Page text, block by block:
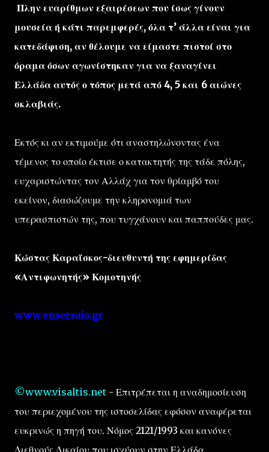
Πλην ευαρίθμων εξαιρέσεων που ίσως γίνουν
μουσεία ή κάτι παρεμφερές, όλα τ’ άλλα είναι για
κατεδάφιση, αν θέλουμε να είμαστε πιστοί στο
όραμα όσων αγωνίστηκαν για να ξαναγίνει
Ελλάδα αυτός ο τόπος μετά από 4, 5 και 6 αιώνες
σκλαβιάς.
Εκτός κι αν εκτιμούμε ότι αναστηλώνοντας ένα
τέμενος το οποίο έκτισε ο κατακτητής της τάδε πόλης,
ευχαριστώντας τον Αλλάχ για τον θρίαμβό του
εκείνον, διασώζουμε την κληρονομιά των
υπερασπιστών της, που τυγχάνουν και παππούδες μας.
Κώστας Καραΐσκος-διευθυντή της εφημερίδας
«Αντιφωνητής» Κομοτηνής
www.enserrais.gr
©www.visaltis.net - Επιτρέπεται η αναδημοσίευση
του περιεχομένου της ιστοσελίδας εφόσον αναφέρεται
ευκρινώς η πηγή του. Νόμος 2121/1993 και κανόνες
Διεθνούς Δικαίου που ισχύουν στην Ελλάδα.